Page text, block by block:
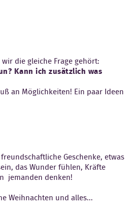
die gleiche Frage gehört:
Kann ich zusätzlich was
an Möglichkeiten! Ein paar Ideen
Geschenke, etwas
das Wunder fühlen, Kräfte
jemanden denken!
Weihnachten und alles...